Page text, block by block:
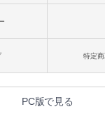
特定
PC版で見る